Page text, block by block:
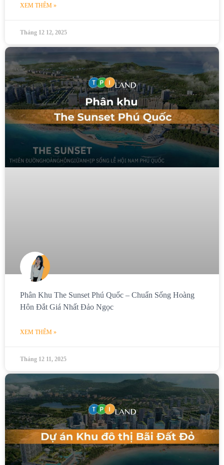
XEM THÊM »
Tháng 12 12, 2025
Phân Khu The Sunset Phú Quốc – Chuẩn Sống Hoàng
Hôn Đắt Giá Nhất Đảo Ngọc
XEM THÊM »
Tháng 12 11, 2025